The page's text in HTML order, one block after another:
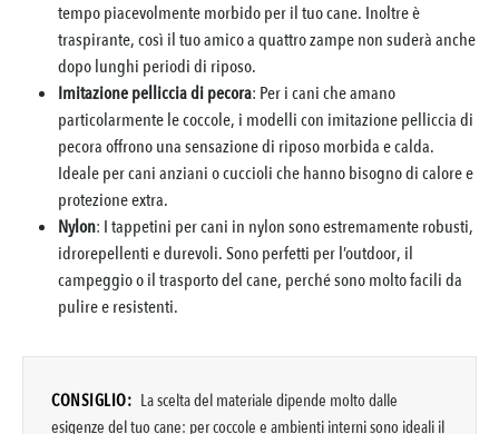
tempo piacevolmente morbido per il tuo cane. Inoltre è
traspirante, così il tuo amico a quattro zampe non suderà anche
dopo lunghi periodi di riposo.
Imitazione pelliccia di pecora: Per i cani che amano
particolarmente le coccole, i modelli con imitazione pelliccia di
pecora offrono una sensazione di riposo morbida e calda.
Ideale per cani anziani o cuccioli che hanno bisogno di calore e
protezione extra.
Nylon: I tappetini per cani in nylon sono estremamente robusti,
idrorepellenti e durevoli. Sono perfetti per l’outdoor, il
campeggio o il trasporto del cane, perché sono molto facili da
pulire e resistenti.
CONSIGLIO: La scelta del materiale dipende molto dalle
esigenze del tuo cane: per coccole e ambienti interni sono ideali il